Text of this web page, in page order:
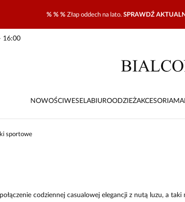
% % % Złap oddech na lato. SPRAWDŹ
16:00
NOWOŚCI WESELABIUROODZIEŻAKCESORIA
sportowe
codziennej casualowej elegancji z nutą luzu, a